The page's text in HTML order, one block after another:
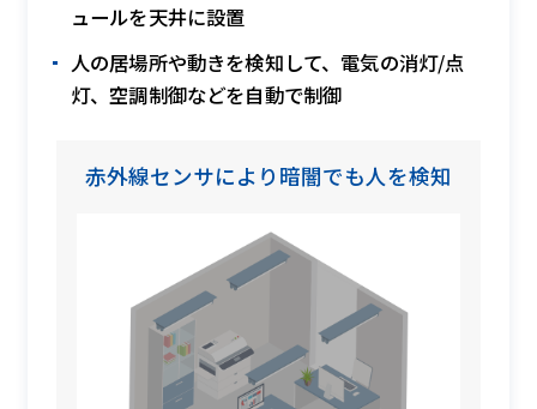
ュールを天井に設置
人の居場所や動きを検知して、電気の消灯/点
灯、空調制御などを自動で制御
赤外線センサにより暗闇でも人を検知